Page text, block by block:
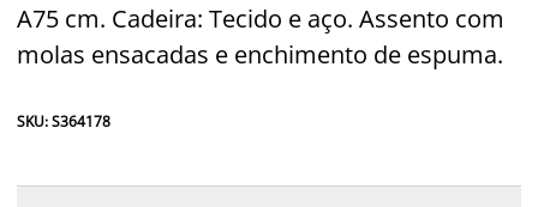
A75 cm. Cadeira: Tecido e aço. Assento com
molas ensacadas e enchimento de espuma.
SKU: S364178